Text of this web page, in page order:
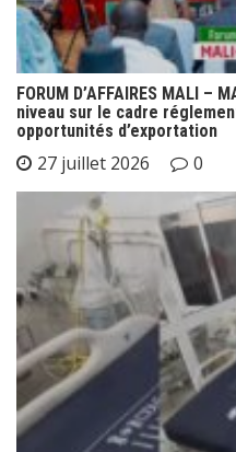
FORUM D’AFFAIRES MALI –
niveau sur le cadre
opportunités d’exportation
27 juillet 2026 0